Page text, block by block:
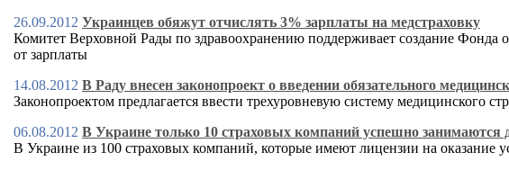
26.09.2012 Украинцев обяжут отчислять 3% зарплаты на медстраховку
Комитет Верховной Рады по здравоохранению поддерживает создание Фонда
от зарплаты
14.08.2012 В Раду внесен законопроект о введении обязательного
Законопроектом предлагается ввести трехуровневую систему медицинского
06.08.2012 В Украине только 10 страховых компаний успешно занимаются
В Украине из 100 страховых компаний, которые имеют лицензии на